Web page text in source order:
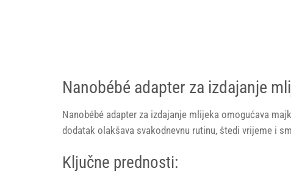
Nanobébé adapter za izdajanje
Nanobébé adapter za izdajanje mlijeka omogućava
dodatak olakšava svakodnevnu rutinu, štedi vrijeme i
Ključne prednosti: